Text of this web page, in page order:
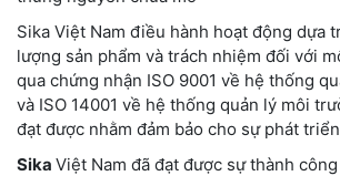
Sika Việt Nam điều hành hoạt động dựa
lượng sản phẩm và trách nhiệm đối với
qua chứng nhận ISO 9001 về hệ thống
và ISO 14001 về hệ thống quản lý môi
đạt được nhằm đảm bảo cho sự phát
Sika Việt Nam đã đạt được sự thành